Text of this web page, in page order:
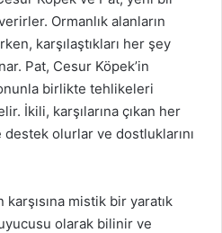
Ormanlık alanların
karşılaştıkları her şey
Pat, Cesur Köpek’in
birlikte tehlikeleri
İkili, karşılarına çıkan her
olurlar ve dostluklarını
mistik bir yaratık
olarak bilinir ve